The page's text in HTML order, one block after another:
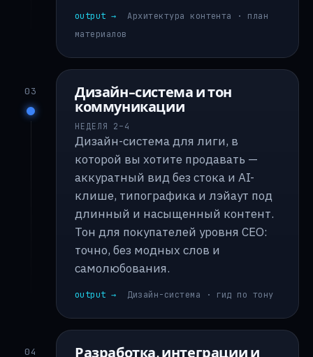
output →
Архитектура контента · план
материалов
03
Дизайн-система и тон
коммуникации
НЕДЕЛЯ 2–4
Дизайн-система для лиги, в
которой вы хотите продавать —
аккуратный вид без стока и AI-
клише, типографика и лэйаут под
длинный и насыщенный контент.
Тон для покупателей уровня CEO:
точно, без модных слов и
самолюбования.
output → Дизайн-система · гид по тону
04
Разработка, интеграции и